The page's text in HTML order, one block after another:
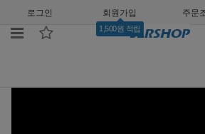
로그인 회원가입
1,500원 적립
주문